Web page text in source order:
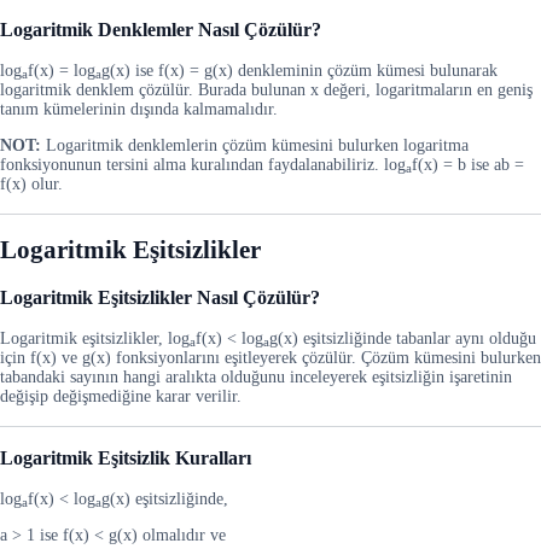
Logaritmik Denklemler Nasıl Çözülür?
logaf(x) = logag(x) ise f(x) = g(x) denkleminin çözüm kümesi bulunarak
logaritmik denklem çözülür. Burada bulunan x değeri, logaritmaların en geniş
tanım kümelerinin dışında kalmamalıdır.
NOT: Logaritmik denklemlerin çözüm kümesini bulurken logaritma
fonksiyonunun tersini alma kuralından faydalanabiliriz. logaf(x) = b ise ab =
f(x) olur.
Logaritmik Eşitsizlikler
Logaritmik Eşitsizlikler Nasıl Çözülür?
Logaritmik eşitsizlikler, logaf(x) < logag(x) eşitsizliğinde tabanlar aynı olduğu
için f(x) ve g(x) fonksiyonlarını eşitleyerek çözülür. Çözüm kümesini bulurken
tabandaki sayının hangi aralıkta olduğunu inceleyerek eşitsizliğin işaretinin
değişip değişmediğine karar verilir.
Logaritmik Eşitsizlik Kuralları
logaf(x) < logag(x) eşitsizliğinde,
a > 1 ise f(x) < g(x) olmalıdır ve